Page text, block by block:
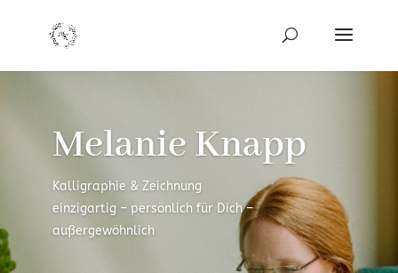
Melanie Knapp
Kalligraphie & Zeichnung
einzigartig – persönlich für Dich –
außergewöhnlich